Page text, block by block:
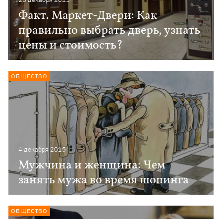
Факт. Маркет-Двери: Как
правильно выбрать дверь, узнать
цены и стоимость?
4 декабря 2015
Мужчина и женщина: Чем
занять мужа во время шопинга
ОБЩЕСТВО
ОБЩЕСТВО